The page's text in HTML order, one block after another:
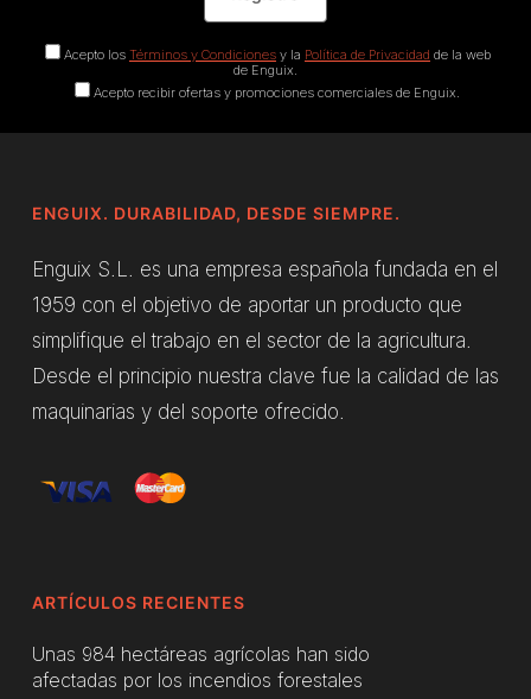
Acepto los Términos y Condicionesy la Política de Privacidad de la web
de Enguix.
Acepto recibir ofertas y promociones comerciales de Enguix.
ENGUIX. DURABILIDAD, DESDE SIEMPRE.
Enguix S.L. es una empresa española fundada en el
1959 con el objetivo de aportar un producto que
simplifique el trabajo en el sector de la agricultura.
Desde el principio nuestra clave fue la calidad de las
maquinarias y del soporte ofrecido.
ARTÍCULOS RECIENTES
Unas 984 hectáreas agrícolas han sido
afectadas por los incendios forestales